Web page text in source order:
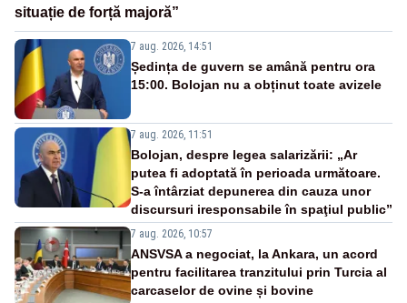
situație de forță majoră”
7 aug. 2026, 14:51
Ședința de guvern se amână pentru ora
15:00. Bolojan nu a obținut toate avizele
7 aug. 2026, 11:51
Bolojan, despre legea salarizării: „Ar
putea fi adoptată în perioada următoare.
S-a întârziat depunerea din cauza unor
discursuri iresponsabile în spaţiul public”
7 aug. 2026, 10:57
ANSVSA a negociat, la Ankara, un acord
pentru facilitarea tranzitului prin Turcia al
carcaselor de ovine și bovine